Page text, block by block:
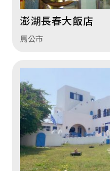
澎湖長春大飯店
馬公市